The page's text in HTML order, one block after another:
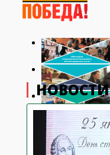
НОВОСТИ